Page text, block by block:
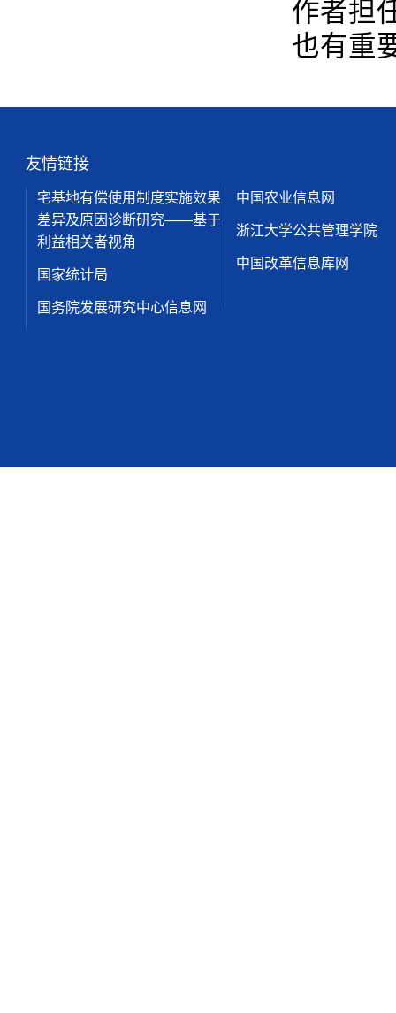
作者担
也有重
友情链接
宅基地有偿使用制度实施效果
差异及原因诊断研究——基于
利益相关者视角
国家统计局
国务院发展研究中心信息网
中国农业信息网
浙江大学公共管理学院
中国改革信息库网